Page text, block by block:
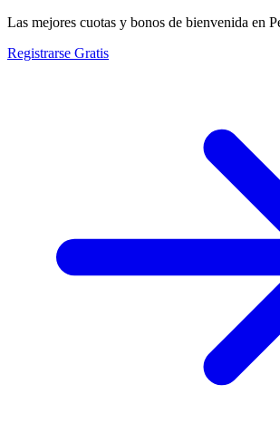
Las mejores cuotas y bonos de bienvenida en
Registrarse Gratis